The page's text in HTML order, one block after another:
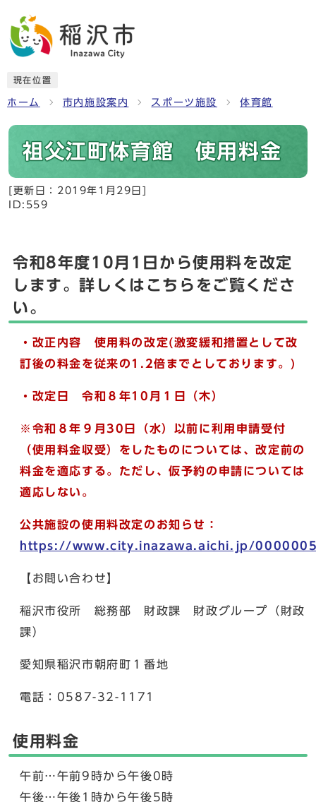
現在位置
ホーム 市内施設案内 スポーツ施設 体育館
祖父江町体育館 使用料金
[更新日： 2019年1月29日
ID:559
令和8年度10月1日から使用料を改定
します。詳しくはこちらをご覧くださ
い。
・改正内容 使用料の改定(激変緩和措置として改
訂後の料金を従来の1.2倍までとしております。)
・改定日 令和８年10月１日（木）
※令和８年９月30日（水） 以前に利用申請受付
（使用料金収受）をしたものについては、改定前の
料金を適応する。ただし、仮予約の申請については
適応しない。
公共施設の使用料改定のお知らせ：
https://www.city.inazawa.aichi.jp/
【お問い合わせ】
稲沢市役所 総務部 財政課 財政グループ（財政
課）
愛知県稲沢市朝府町１番地
電話：0587-32-1171
使用料金
午前…午前9時から午後0時
午後…午後1時から午後5時